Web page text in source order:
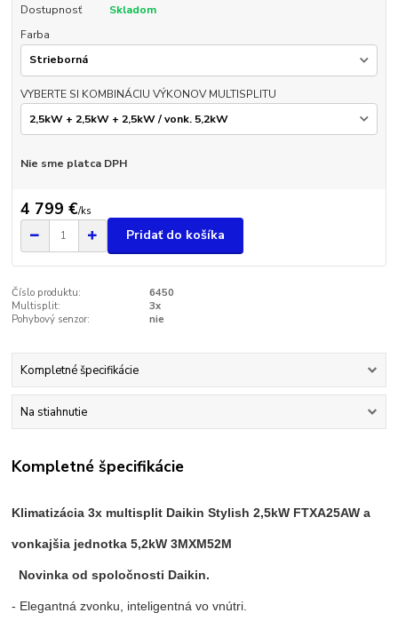
Dostupnosť
Skladom
Farba
VYBERTE SI KOMBINÁCIU VÝKONOV MULTISPLITU
Nie sme platca DPH
4 799 €/ks
Pridať do košíka
Číslo produktu:
6450
Multisplit:
3x
Pohybový senzor:
nie
Kompletné špecifikácie
Na stiahnutie
Kompletné špecifikácie
Klimatizácia 3x multisplit Daikin Stylish 2,5kW FTXA25AW a
vonkajšia jednotka 5,2kW 3MXM52M
Novinka od spoločnosti Daikin.
- Elegantná zvonku, inteligentná vo vnútri.